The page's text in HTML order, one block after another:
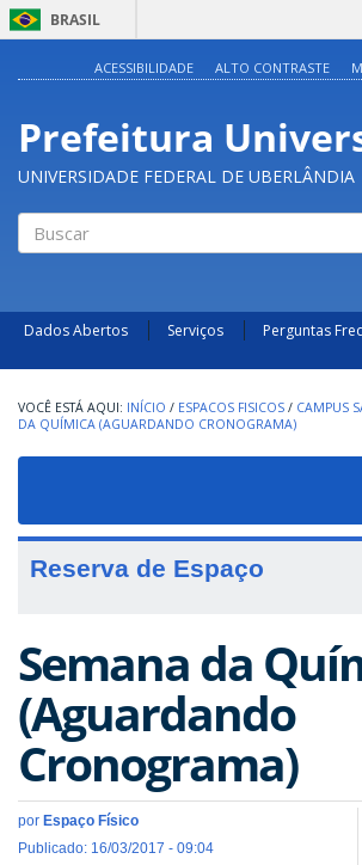
BRASIL
Acesso
ACESSIBILIDADE ALTO CONTRASTE
Prefeitura
UNIVERSIDADE FEDERAL DE UBERLÂNDIA
Dados Abertos Serviços Perguntas
INÍCIO / ESPACOS FISICOS / CAMPUS
DA QUÍMICA (AGUARDANDO CRONOGRAMA)
Reserva de Espaço
Semana da
(Aguardando
Cronograma)
por Espaço Físico
Publicado: 16/03/2017 - 09:04